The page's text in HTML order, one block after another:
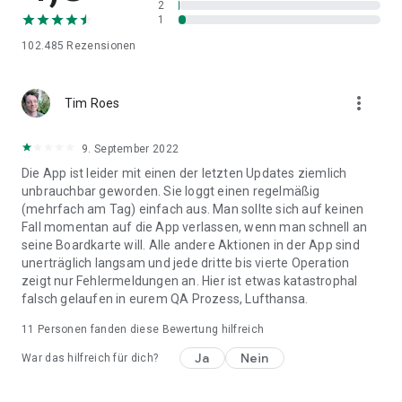
App und bleiben Sie über den weiteren Verlauf Ihrer Reise
Die Lufthansa App ist die Komplettlösung für ein
Mietwagen bequem über die App, erhalten Sie automatische
Benachrichtigungen und Updates zu Ihren bevorstehenden
von unterwegs.
Ihre Reise! Ihr persönlicher Reiseassistent ist vor, während
und nach Ihrem Flug für Sie da.
Informieren Sie sich auf lufthansa.com über unsere
Flugangebote und folgen Sie uns auf Instagram, Facebook,
YouTube und X, um immer auf dem Laufenden zu bleiben.
Bei Fragen oder Unterstützungsanfragen stehen wir Ihnen
gerne zur Verfügung. Kontaktieren Sie uns unter
lufthansa.com/de/de/hilfe-und-kontakt.
102.485 Rezensionen
2
1
Tim Roes more_vert
9. September 2022
Die App ist leider mit einen der letzten Updates ziemlich
unbrauchbar geworden. Sie loggt einen regelmäßig
(mehrfach am Tag) einfach aus. Man sollte sich auf keinen
Fall momentan auf die App verlassen, wenn man schnell an
seine Boardkarte will. Alle andere Aktionen in der App sind
unerträglich langsam und jede dritte bis vierte Operation
zeigt nur Fehlermeldungen an. Hier ist etwas katastrophal
falsch gelaufen in eurem QA Prozess, Lufthansa.
11 Personen fanden diese Bewertung hilfreich
War das hilfreich für dich? Ja Nein